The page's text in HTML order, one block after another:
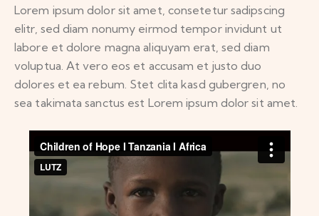
Lorem ipsum dolor sit amet, consetetur sadipscing
elitr, sed diam nonumy eirmod tempor invidunt ut
labore et dolore magna aliquyam erat, sed diam
voluptua. At vero eos et accusam et justo duo
dolores et ea rebum. Stet clita kasd gubergren, no
sea takimata sanctus est Lorem ipsum dolor sit amet.